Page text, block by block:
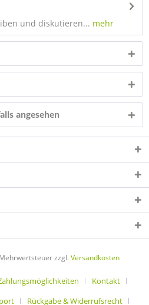
und diskutieren... mehr
angesehen
zzgl. Versandkosten
Kontakt
Rückgabe & Widerrufsrecht